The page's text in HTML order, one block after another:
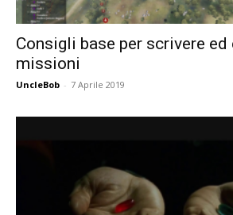
Consigli base per scrivere ed
missioni
UncleBob - 7 Aprile 2019